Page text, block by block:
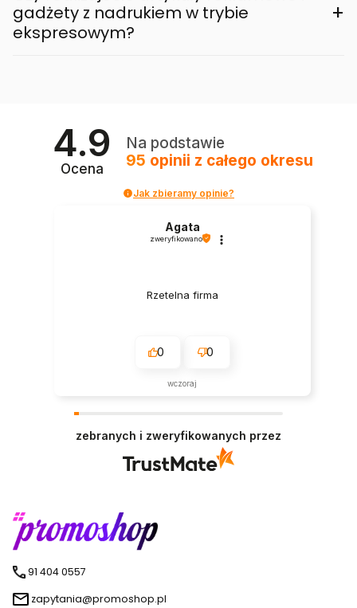
gadżety z nadrukiem w trybie
ekspresowym?
+
4.9
Ocena
Na podstawie
95 opinii z całego okresu
Jak zbieramy opinie?
Agata
zweryfikowano
Rzetelna firma
0 0
wczoraj
zebranych i zweryfikowanych przez
91 404 0557
zapytania@promoshop.pl